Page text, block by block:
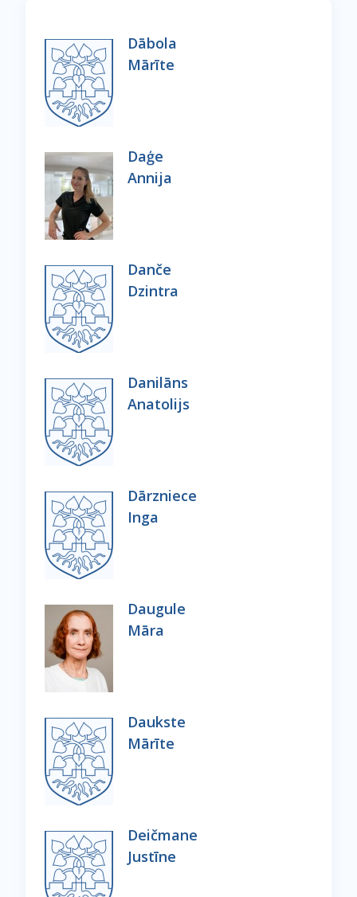
Dābola
Mārīte
Daģe
Annija
Danče
Dzintra
Danilāns
Anatolijs
Dārzniece
Inga
Daugule
Māra
Daukste
Mārīte
Deičmane
Justīne